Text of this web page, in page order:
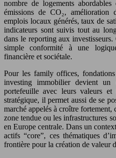
nombre de logements
émissions de CO₂, amélioration
emplois locaux générés, taux de
indicateurs sont suivis tout au
dans le reporting aux
simple conformité à une
financière et sociétale.
Pour les family offices,
investing immobilier devient un
portefeuille avec leurs valeurs
stratégique, il permet aussi de se
marché appelés à croître fortement,
zone tendue ou les infrastructures
en Europe centrale. Dans un
actifs “core”, ces thématiques
frontière pour la création de valeur